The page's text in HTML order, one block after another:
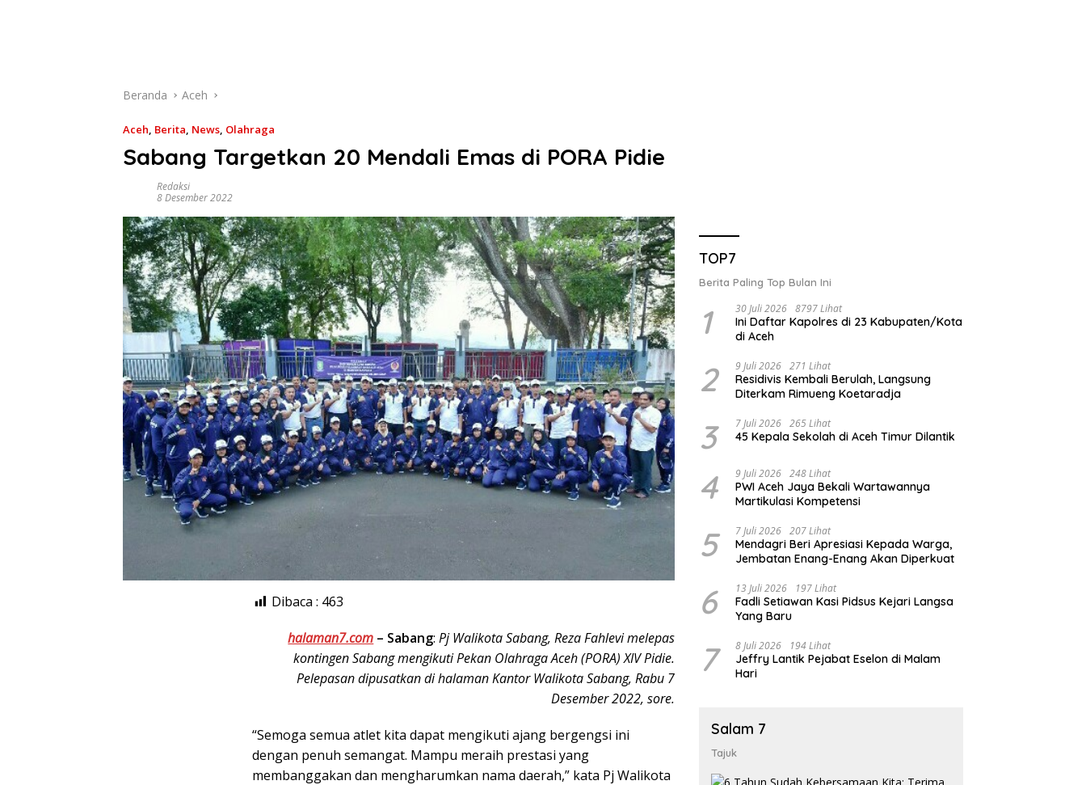
Beranda Aceh
Aceh, Berita, News, Olahraga
Sabang Targetkan 20 Mendali Emas di PORA Pidie
Redaksi
8 Desember 2022
Dibaca : 463
halaman7.com – Sabang:Pj Walikota Sabang, Reza Fahlevi melepas
kontingen Sabang mengikuti Pekan Olahraga Aceh (PORA) XIV Pidie.
Pelepasan dipusatkan di halaman Kantor Walikota Sabang, Rabu 7
Desember 2022, sore.
“Semoga semua atlet kita dapat mengikuti ajang bergengsi ini
dengan penuh semangat. Mampu meraih prestasi yang
membanggakan dan mengharumkan nama daerah,” kata Pj Walikota
TOP7
Berita Paling Top Bulan Ini
1 30 Juli 2026 8797 Lihat
Ini Daftar Kapolres di 23 Kabupaten/Kota
di Aceh
2 9 Juli 2026 271 Lihat
Residivis Kembali Berulah, Langsung
Diterkam Rimueng Koetaradja
3 7 Juli 2026 265 Lihat
45 Kepala Sekolah di Aceh Timur Dilantik
4 9 Juli 2026 248 Lihat
PWI Aceh Jaya Bekali Wartawannya
Martikulasi Kompetensi
5 7 Juli 2026 207 Lihat
Mendagri Beri Apresiasi Kepada Warga,
Jembatan Enang-Enang Akan Diperkuat
6 13 Juli 2026 197 Lihat
Fadli Setiawan Kasi Pidsus Kejari Langsa
Yang Baru
7 8 Juli 2026 194 Lihat
Jeffry Lantik Pejabat Eselon di Malam
Hari
Salam 7
Tajuk